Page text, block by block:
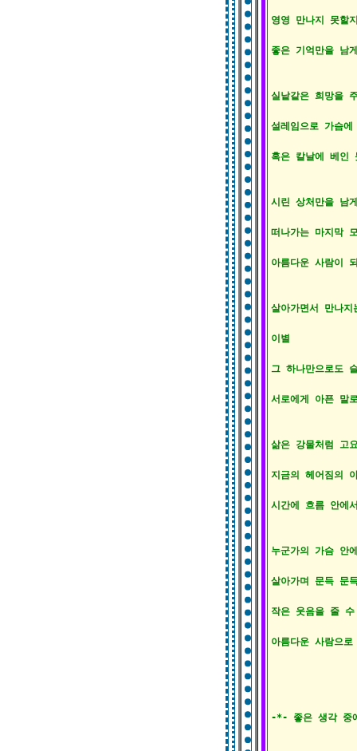
영영 만나지 못할
좋은 기억만을 남
실낱같은 희망을
설레임으로 가슴
혹은 칼날에 베
시린 상처만을 남
떠나가는 마지막
아름다운 사람이
살아가면서 만나
이별
그 하나만으로도
서로에게 아픈 말
삶은 강물처럼 고
지금의 헤어짐의
시간에 흐름 안에
누군가의 가슴 안
살아가며 문득 문
작은 웃음을 줄
아름다운 사람으
-*- 좋은 생각 중